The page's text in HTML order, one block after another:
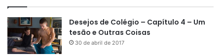
Desejos de Colégio – Capítulo 4 – Um
tesão e Outras Coisas
30 de abril de 2017